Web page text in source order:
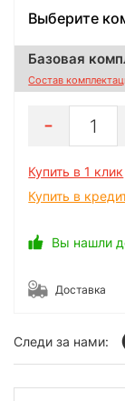
Выберите
Базовая
Состав
1
Купить в 1 клик
Купить в
Вы нашли
Доставка
Следи за нами: